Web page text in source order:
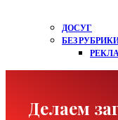
ДОСУГ
БЕЗ
Делаем